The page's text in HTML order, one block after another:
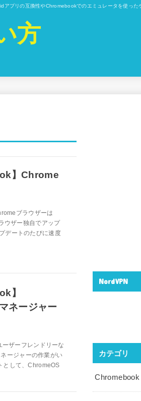
プリの互換性やChromebookでのエミュレータを使った
方
】Chrome
ブラウザーは
ウザー独自でアップ
デートのたびに速度
】
ネージャー
ザーフレンドリーな
ージャーの作業がい
として、ChromeOS
NordVPN
カテゴリ
Chromebook